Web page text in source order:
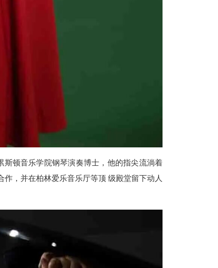
顿音乐学院钢琴演奏博士，他的指尖流淌着
，并在柏林爱乐音乐厅等顶 级殿堂留下动人